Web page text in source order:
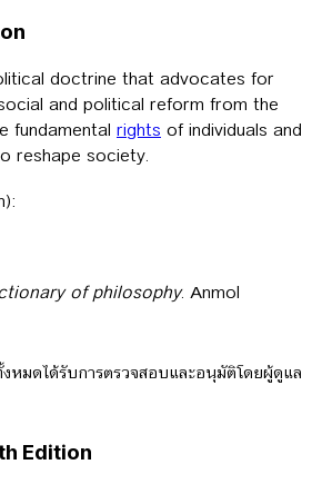
doctrine that advocates for
and political reform from the
fundamental rights of individuals and
reshape society.
of philosophy. Anmol
หมดได้รับการตรวจสอบและอนุมัติโดยผู้ดูแล
Edition